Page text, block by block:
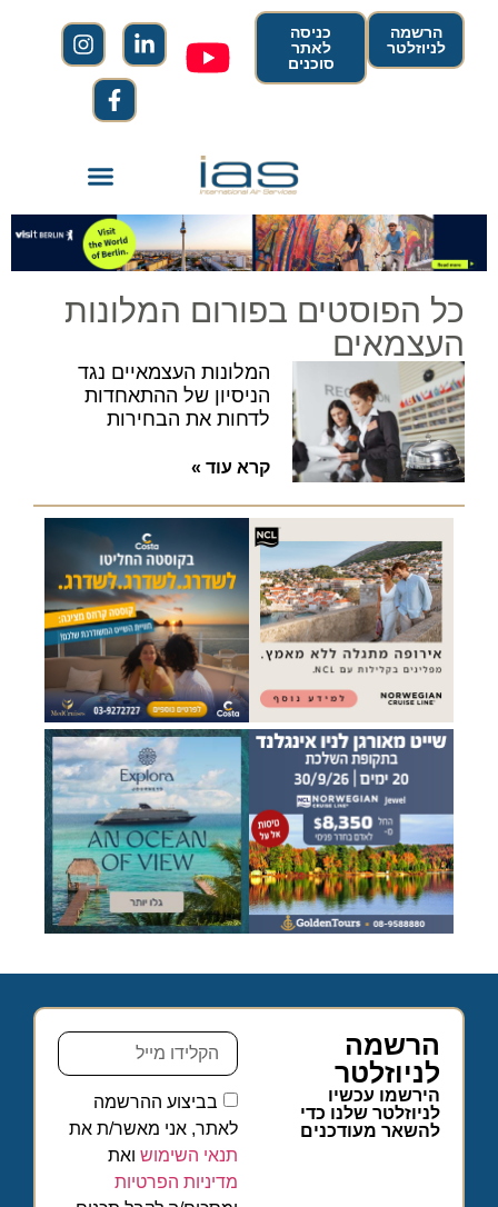
הרשמה
לניוזלטר
כניסה
לאתר
סוכנים
כל הפוסטים בפורום המלונות
העצמאים
המלונות העצמאיים נגד
הניסיון של ההתאחדות
לדחות את הבחירות
קרא עוד »
הרשמה
לניוזלטר
הירשמו עכשיו
לניוזלטר שלנו כדי
להשאר מעודכנים
בביצוע ההרשמה
לאתר, אני מאשר/ת את
תנאי השימוש ואת
מדיניות הפרטיות